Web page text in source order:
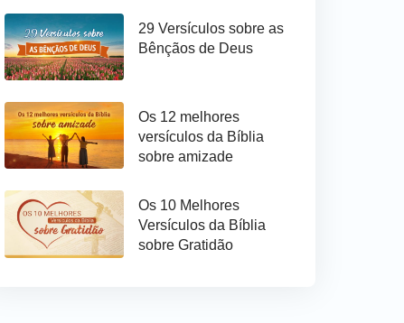
29 Versículos sobre as
Bênçãos de Deus
Os 12 melhores
versículos da Bíblia
sobre amizade
Os 10 Melhores
Versículos da Bíblia
sobre Gratidão